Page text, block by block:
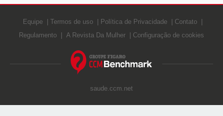
Equipe Termos de uso Política de Privacidade
Contato
Regulamento
A Revista Da Mulher Configuração de cookies
saude.ccm.net